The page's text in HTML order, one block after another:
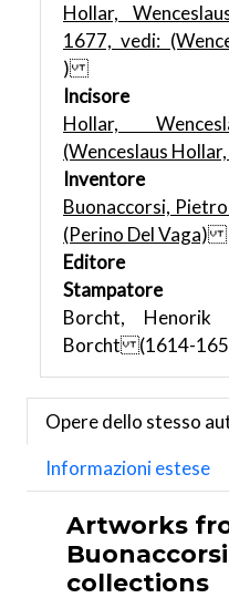
Hollar,
1677, vedi:
)
Incisore
Hollar,
(Wenceslaus
Inventore
Buonaccorsi,
(Perino Del Vaga)
Editore
Stampatore
Borcht,
Borcht (1614-
Opere dello stesso
Informazioni estese
Artworks
collections